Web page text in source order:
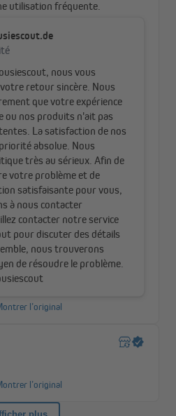
latérale, Zanzara se ferme en
protection efficace contre
libérer l’enclenchement : le
assure une fermeture
un confort optimal au
design premium
porte Zanzara allie deux
toile moustiquaire en fibre de
robuste.
est extrêmement résistante et
gamme est non seulement solide
en quatre finitions élégantes :
pour s’harmoniser avec tous